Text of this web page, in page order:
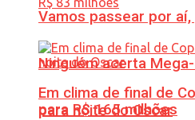
Ninguém acerta
para R$ 165 milhões
Vamos passear por aí,
Em clima de final de
para noite do Oscar